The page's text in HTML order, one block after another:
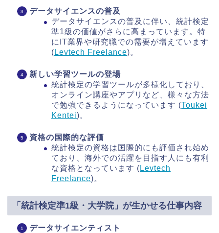
データサイエンスの普及
データサイエンスの普及に伴い、統計検定
準1級の価値がさらに高まっています。特
にIT業界や研究職での需要が増えています​
( Levtech Freelance)​。
新しい学習ツールの登場
統計検定の学習ツールが多様化しており、
オンライン講座やアプリなど、様々な方法
で勉強できるようになっています​ (Toukei
Kentei)​。
資格の国際的な評価
統計検定の資格は国際的にも評価され始め
ており、海外での活躍を目指す人にも有利
な資格となっています​ ( Levtech
Freelance)​。
「統計検定準1級・大学院」が生かせる仕事内容
データサイエンティスト